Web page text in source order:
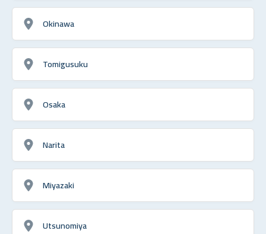
Okinawa
Tomigusuku
Osaka
Narita
Miyazaki
Utsunomiya